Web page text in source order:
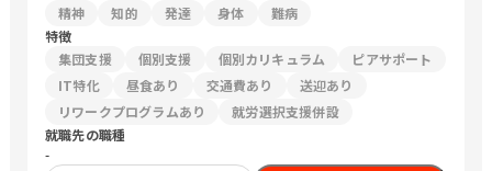
精神
知的 発達 身体
難病
特徴
集団支援
個別支援 個別カリキュラム
ピアサポート
IT特化
昼食あり 交通費あり
送迎あり
リワークプログラムあり
就労選択支援併設
就職先の職種
-